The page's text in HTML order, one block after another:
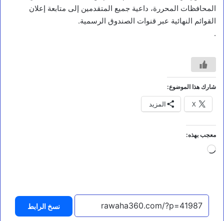
المحافظات المحررة، داعية جميع المتقدمين إلى متابعة إعلان
القوائم النهائية عبر قنوات الصندوق الرسمية.
.
شارك هذا الموضوع:
X المزيد
معجب بهذه:
جاري
نسخ الرابط
د
ة
ت
د
ا
ف
م
ي
ن
ا
ي
ك